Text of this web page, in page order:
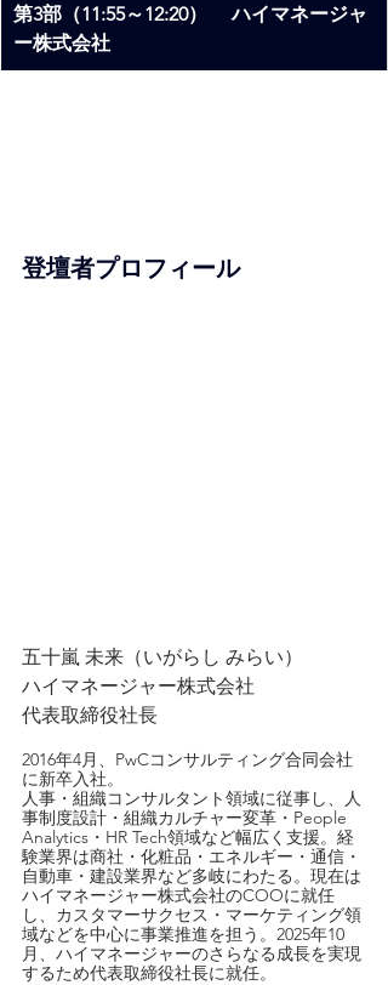
第3部（11:55～12:20）　 ハイマネージャ
ー株式会社
登壇者プロフィール
五十嵐 未来（いがらし みらい）
ハイマネージャー株式会社
代表取締役社長
2016年4月、PwCコンサルティング合同会社
に新卒入社。
人事・組織コンサルタント領域に従事し、人
事制度設計・組織カルチャー変革・People
Analytics・HR Tech領域など幅広く支援。経
験業界は商社・化粧品・エネルギー・通信・
自動車・建設業界など多岐にわたる。現在は
ハイマネージャー株式会社のCOOに就任
し、カスタマーサクセス・マーケティング領
域などを中心に事業推進を担う。2025年10
月、ハイマネージャーのさらなる成長を実現
するため代表取締役社長に就任。